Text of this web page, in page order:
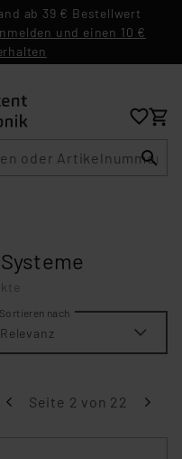
ab 39 € Bestellwert
und einen 10 €
Sortieren nach
Relevanz
Seite 2 von 22